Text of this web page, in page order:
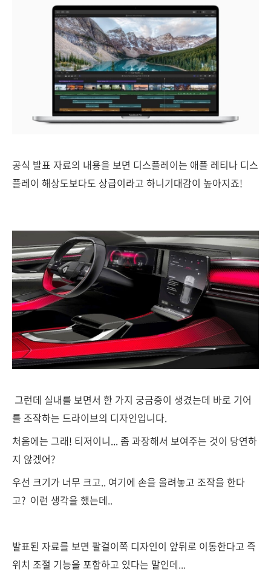
공식 발표 자료의 내용을 보면 디스플레이는 애플 레티나 디스
플레이 해상도보다도 상급이라고 하니기대감이 높아지죠!
그런데 실내를 보면서 한 가지 궁금증이 생겼는데 바로 기어
를 조작하는 드라이브의 디자인입니다.
처음에는 그래! 티저이니... 좀 과장해서 보여주는 것이 당연하
지 않겠어?
우선 크기가 너무 크고.. 여기에 손을 올려놓고 조작을 한다
고? 이런 생각을 했는데..
발표된 자료를 보면 팔걸이쪽 디자인이 앞뒤로 이동한다고 즉
위치 조절 기능을 포함하고 있다는 말인데...